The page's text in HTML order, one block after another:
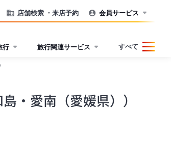
店舗検索 ・来店予約 会員サービス
行 旅行関連サービス すべて
・愛南（愛媛県））